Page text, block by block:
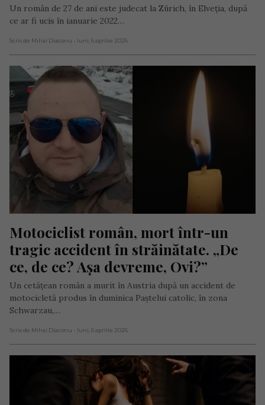
Un român de 27 de ani este judecat la Zürich, în Elveția, după
ce ar fi ucis în ianuarie 2022…
Scris de Mihai Diaconu - luni, 6 aprilie 2026
Motociclist român, mort într-un
tragic accident în străinătate. „De
ce, de ce? Așa devreme, Ovi?”
Un cetățean român a murit în Austria după un accident de
motocicletă produs în duminica Paștelui catolic, în zona
Schwarzau,…
Scris de Mihai Diaconu - luni, 6 aprilie 2026